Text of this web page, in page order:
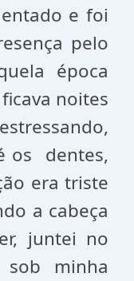
e foi
pelo
época
noites
os dentes,
era triste
a cabeça
juntei no
sob minha